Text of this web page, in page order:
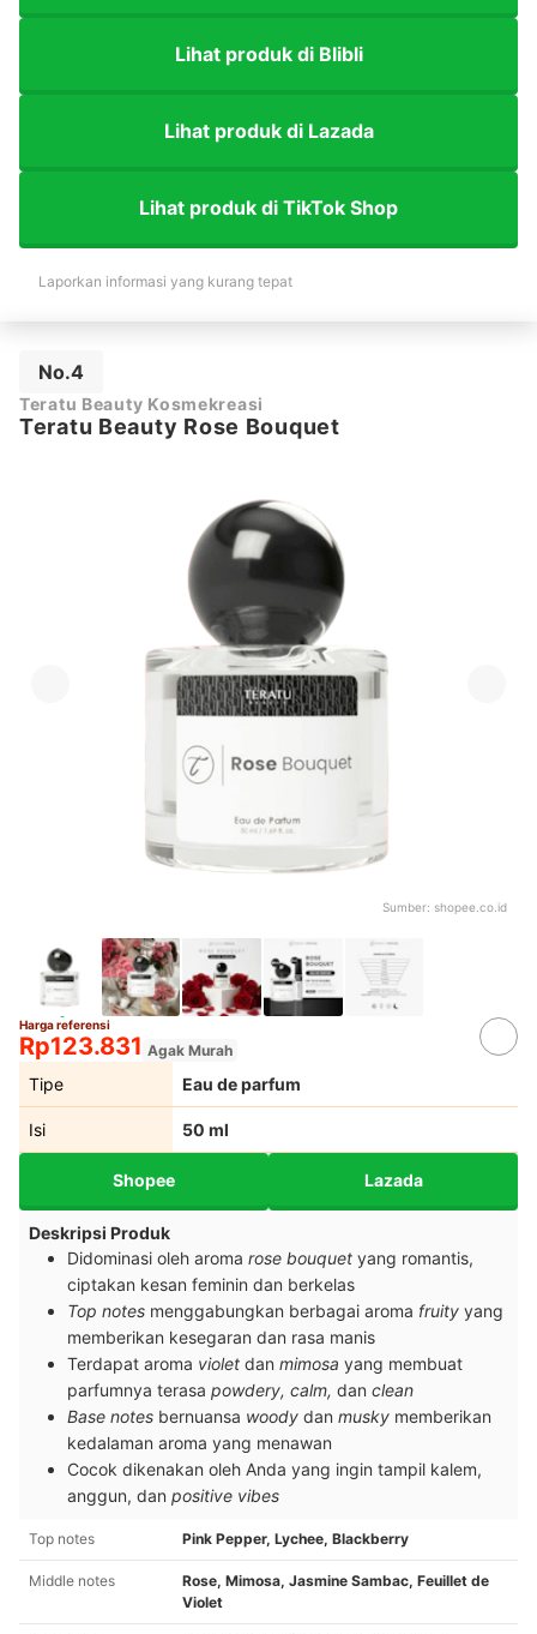
Lihat produk di Blibli
Lihat produk di Lazada
Lihat produk di TikTok Shop
Laporkan informasi yang kurang tepat
No.4
Teratu Beauty Kosmekreasi
Teratu Beauty Rose Bouquet
Sumber: shopee.co.id
Harga referensi
Rp123.831 Agak Murah
Tipe Eau de parfum
Isi 50 ml
Shopee Lazada
Deskripsi Produk
Didominasi oleh aroma rose bouquet yang romantis,
ciptakan kesan feminin dan berkelas
Top notes menggabungkan berbagai aroma fruity yang
memberikan kesegaran dan rasa manis
Terdapat aroma violet dan mimosa yang membuat
parfumnya terasa powdery, calm, dan clean
Base notes bernuansa woody dan musky memberikan
kedalaman aroma yang menawan
Cocok dikenakan oleh Anda yang ingin tampil kalem,
anggun, dan positive vibes
Top notes Pink Pepper, Lychee, Blackberry
Middle notes
Rose, Mimosa, Jasmine Sambac, Feuillet de
Violet